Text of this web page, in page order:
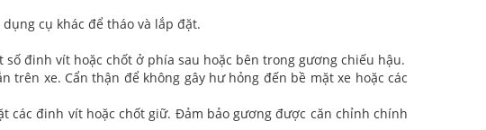
cụ khác để tháo và lắp đặt.
đinh vít hoặc chốt ở phía sau hoặc bên trong gương chiếu hậu.
xe. Cẩn thận để không gây hư hỏng đến bề mặt xe hoặc các
các đinh vít hoặc chốt giữ. Đảm bảo gương được căn chỉnh chính